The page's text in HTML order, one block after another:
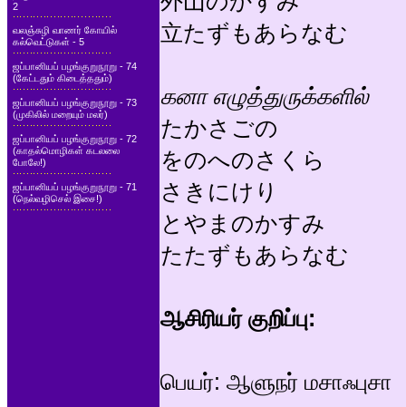
2
வலஞ்சுழி வாணர் கோயில்
கல்வெட்டுகள் - 5
ஜப்பானியப் பழங்குறுநூறு - 74
(கேட்டதும் கிடைத்ததும்)
ஜப்பானியப் பழங்குறுநூறு - 73
(முகிலில் மறையும் மலர்)
ஜப்பானியப் பழங்குறுநூறு - 72
(காதல்மொழிகள் கடலலை
போலே!)
ஜப்பானியப் பழங்குறுநூறு - 71
(நெல்வழிசெல் இசை!)
立たずもあらなむ
கனா எழுத்துருக்களில்
たかさごの
をのへのさくら
さきにけり
とやまのかすみ
たたずもあらなむ
ஆசிரியர் குறிப்பு:
பெயர்: ஆளுநர் மசாஃபுசா